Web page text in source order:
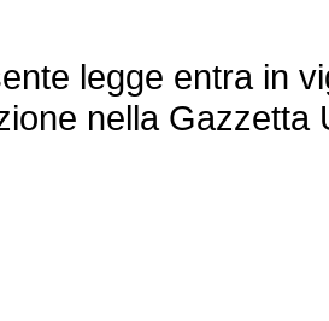
legge entra in
nella Gazzetta